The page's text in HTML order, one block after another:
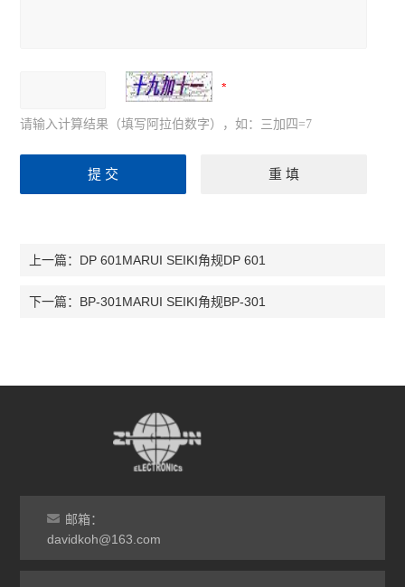
请输入计算结果（填写阿拉伯数字），如：三加四=7
上一篇： DP 601MARUI SEIKI角规DP 601
下一篇： BP-301MARUI SEIKI角规BP-301
邮箱：
davidkoh@163.com